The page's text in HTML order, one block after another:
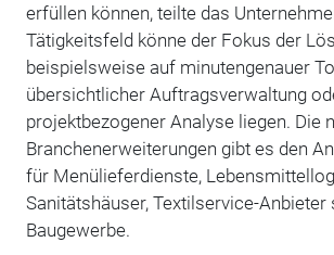
erfüllen können, teilte das
Tätigkeitsfeld könne der Fokus der
beispielsweise auf minutengenauer
übersichtlicher Auftragsverwaltung
projektbezogener Analyse liegen. Die
Branchenerweiterungen gibt es den
für Menülieferdienste,
Sanitätshäuser, Textilservice-Anbieter
Baugewerbe.